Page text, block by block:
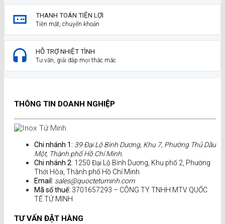
THANH TOÁN TIỆN LỢI
Tiền mặt, chuyển khoản
HỖ TRỢ NHIỆT TÌNH
Tư vấn, giải đáp mọi thắc mắc
THÔNG TIN DOANH NGHIỆP
Chi nhánh 1: 39 Đại Lộ Bình Dương, Khu 7, Phường Thủ Dầu
Một, Thành phố Hồ Chí Minh.
Chi nhánh 2: 1250 Đại Lộ Bình Dương, Khu phố 2, Phường
Thới Hòa, Thành phố Hồ Chí Minh
Email: sales@quoctetuminh.com
Mã số thuế: 3701657293 – CÔNG TY TNHH MTV QUỐC
TẾ TỨ MINH
TƯ VẤN ĐẶT HÀNG